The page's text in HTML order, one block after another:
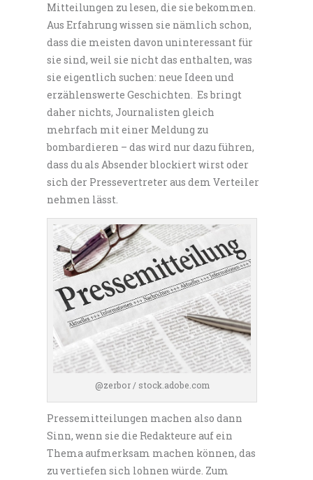
Mitteilungen zu lesen, die sie bekommen.
Aus Erfahrung wissen sie nämlich schon,
dass die meisten davon uninteressant für
sie sind, weil sie nicht das enthalten, was
sie eigentlich suchen: neue Ideen und
erzählenswerte Geschichten. Es bringt
daher nichts, Journalisten gleich
mehrfach mit einer Meldung zu
bombardieren – das wird nur dazu führen,
dass du als Absender blockiert wirst oder
sich der Pressevertreter aus dem Verteiler
nehmen lässt.
@zerbor / stock.adobe.com
Pressemitteilungen machen also dann
Sinn, wenn sie die Redakteure auf ein
Thema aufmerksam machen können, das
zu vertiefen sich lohnen würde. Zum